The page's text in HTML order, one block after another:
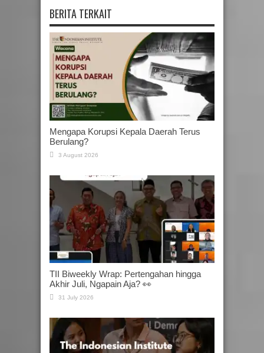
BERITA TERKAIT
Mengapa Korupsi Kepala Daerah Terus
Berulang?
3 August 2026
TII Biweekly Wrap: Pertengahan hingga
Akhir Juli, Ngapain Aja? 👀
31 July 2026